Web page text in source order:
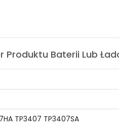
Produktu Baterii Lub
TP3407 TP3407SA